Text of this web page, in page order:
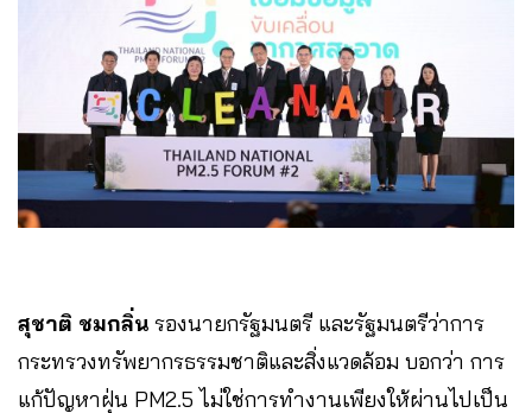
สุชาติ ชมกลิ่น รองนายกรัฐมนตรี และรัฐมนตรีว่าการ
กระทรวงทรัพยากรธรรมชาติและสิ่งแวดล้อม บอกว่า การ
แก้ปัญหาฝุ่น PM2.5 ไม่ใช่การทำงานเพียงให้ผ่านไปเป็น